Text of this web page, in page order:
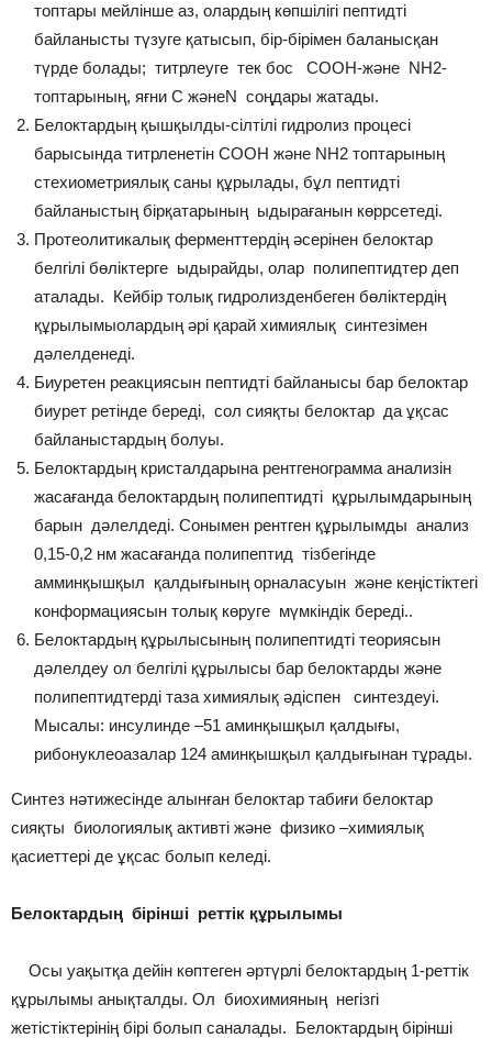
топтары мейлінше аз, олардың көпшілігі пептидті
байланысты түзуге қатысып, бір-бірімен баланысқан
түрде болады; титрлеуге тек бос COOH-және NH2-
топтарының, яғни C жәнеN соңдары жатады.
Белоктардың қышқылды-сілтілі гидролиз процесі
барысында титрленетін COOH және NH2 топтарының
стехиометриялық саны құрылады, бұл пептидті
байланыстың бірқатарының ыдырағанын көррсетеді.
Протеолитикалық ферменттердің әсерінен белоктар
белгілі бөліктерге ыдырайды, олар полипептидтер деп
аталады. Кейбір толық гидролизденбеген бөліктердің
құрылымыолардың әрі қарай химиялық синтезімен
дәлелденеді.
Биуретен реакциясын пептидті байланысы бар белоктар
биурет ретінде береді, сол сияқты белоктар да ұқсас
байланыстардың болуы.
Белоктардың кристалдарына рентгенограмма анализін
жасағанда белоктардың полипептидті құрылымдарының
барын дәлелдеді. Сонымен рентген құрылымды анализ
0,15-0,2 нм жасағанда полипептид тізбегінде
амминқышқыл қалдығының орналасуын және кеңістіктегі
конформациясын толық көруге мүмкіндік береді..
Белоктардың құрылысының полипептидті теориясын
дәлелдеу ол белгілі құрылысы бар белоктарды және
полипептидтерді таза химиялық әдіспен синтездеуі.
Мысалы: инсулинде –51 аминқышқыл қалдығы,
рибонуклеоазалар 124 аминқышқыл қалдығынан тұрады.
Синтез нәтижесінде алынған белоктар табиғи белоктар
сияқты биологиялық активті және физико –химиялық
қасиеттері де ұқсас болып келеді.
Белоктардың бірінші реттік құрылымы
Осы уақытқа дейін көптеген әртүрлі белоктардың 1-реттік
құрылымы анықталды. Ол биохимияның негізгі
жетістіктерінің бірі болып саналады. Белоктардың бірінші